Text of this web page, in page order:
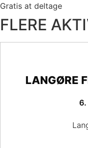
Gratis at deltage
FLERE
LANGØRE